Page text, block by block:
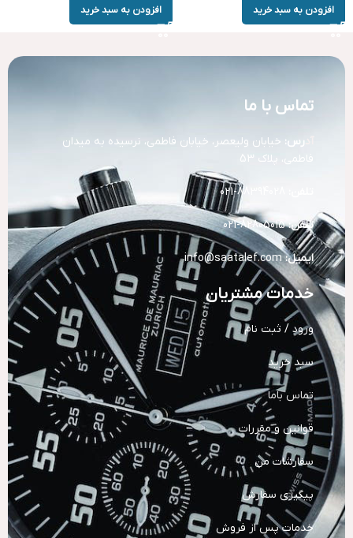
افزودن به سبد خرید افزودن به سبد خرید
تماس با ما
رس: خیابان ولیعصر، خیابان فاطمی، نرسیده به میدان
فاطمی، پلاک 53
تلفن:82805015-021
ایمیل: info@saatalef.com
خدمات مشتریان
ورود / ثبت نام
سبد خرید
تماس باما
قوانین و مقررات
سفارشات من
پیگیری سفارش
خدمات پس از فروش